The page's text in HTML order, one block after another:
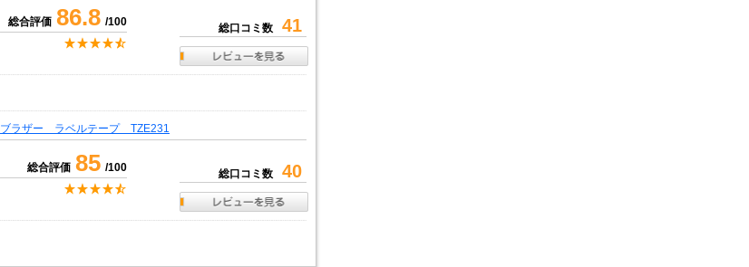
総合評価 86.8 /100 総口コミ数 41
ブラザー ラベルテープ TZE231
総合評価 85 /100 総口コミ数 40